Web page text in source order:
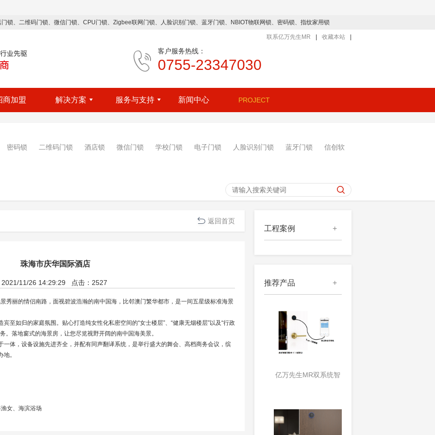
店门锁、二维码门锁、微信门锁、CPU门锁、Zigbee联网门锁、人脸识别门锁、蓝牙门锁、NBIOT物联网锁、密码锁、指纹家用锁
联系亿万先生MR 收藏本站
客户服务热线：
0755-23347030
商加盟 解决方案 服务与支持 新闻中心 PROJECT
密码锁 二维码门锁 酒店锁 微信门锁 学校门锁 电子门锁 人脸识别门锁 蓝牙门锁 信创软
工程案例 +
推荐产品 +
亿万先生MR双系统智
能门锁
返回首页
珠海市庆华国际酒店
2021/11/26 14:29:29 点击：2527 
情侣南路，面视碧波浩瀚的南中国海，比邻澳门繁华都市，是一间五星级标准海景
宾至如归的家庭氛围。贴心打造纯女性化私密空间的“女士楼层”、“健康无烟楼层”以及“行政
。落地窗式的海景房，让您尽览视野开阔的南中国海美景。
于一体，设备设施先进齐全，并配有同声翻译系统，是举行盛大的舞会、高档商务会议，缤
。
女、海滨浴场